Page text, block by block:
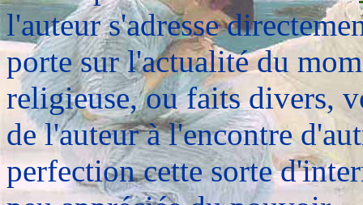
l'auteur s'adresse
porte sur l'actualité du
religieuse, ou faits divers,
de l'auteur à l'encontre
perfection cette sorte